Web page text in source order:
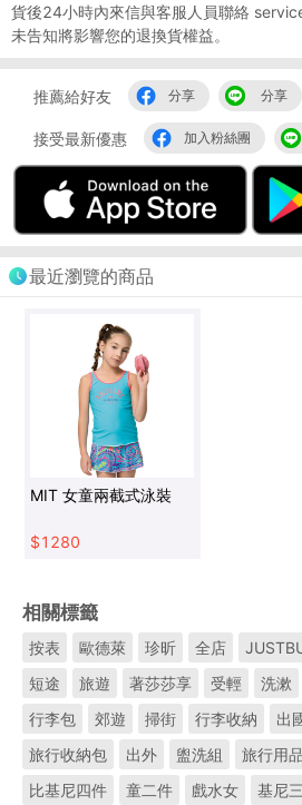
貨後24小時內來信與客服人員聯絡
未告知將影響您的退換貨權益。
推薦給好友 分享 分享
接受最新優惠 加入粉絲團
最近瀏覽的商品
MIT 女童兩截式泳裝
$1280
相關標籤
按表 歐德萊 珍昕 全店
短途
旅遊 著莎莎享 受輕 洗漱
行李包
郊遊 掃街 行李收納 出
旅行收納包
出外 盥洗組 旅行用品
比基尼四件
童二件 戲水女 基尼